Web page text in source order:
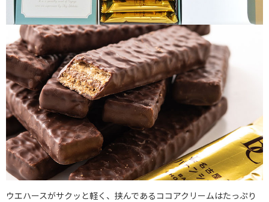
ウエハースがサクッと軽く、挟んであるココアクリームはたっぷり